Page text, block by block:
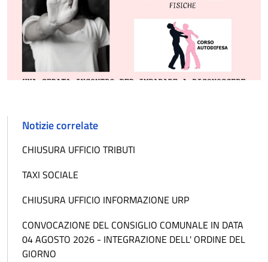
Notizie correlate
CHIUSURA UFFICIO TRIBUTI
TAXI SOCIALE
CHIUSURA UFFICIO INFORMAZIONE URP
CONVOCAZIONE DEL CONSIGLIO COMUNALE IN DATA
04 AGOSTO 2026 - INTEGRAZIONE DELL' ORDINE DEL
GIORNO